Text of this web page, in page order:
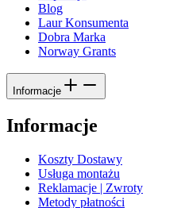
Blog
Laur Konsumenta
Dobra Marka
Norway Grants
Informacje
Informacje
Koszty Dostawy
Usługa montażu
Reklamacje | Zwroty
Metody płatności